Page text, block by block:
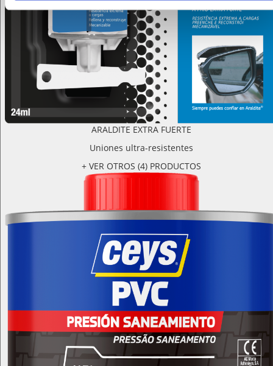
ARALDITE EXTRA FUERTE
Uniones ultra-resistentes
+ VER OTROS (4) PRODUCTOS